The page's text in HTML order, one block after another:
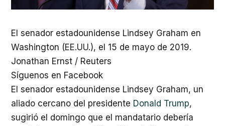
El senador estadounidense Lindsey Graham en
Washington (EE.UU.), el 15 de mayo de 2019.
Jonathan Ernst / Reuters
Síguenos en Facebook
El senador estadounidense Lindsey Graham, un
aliado cercano del presidente Donald Trump,
sugirió el domingo que el mandatario debería